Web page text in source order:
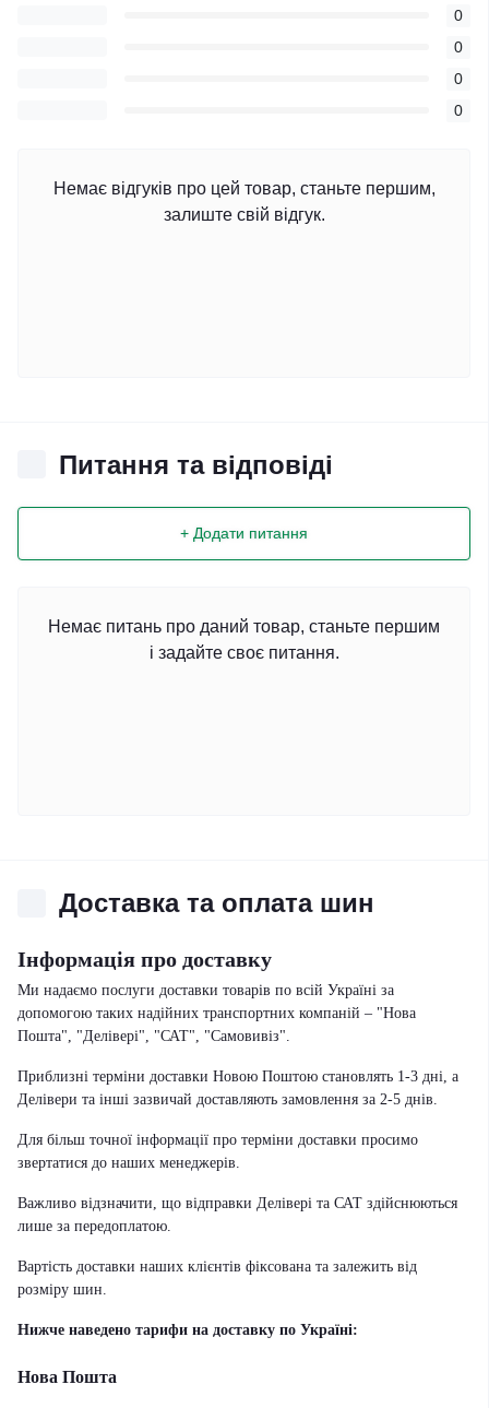
0
0
0
0
Немає відгуків про цей товар, станьте першим,
залиште свій відгук.
Питання та відповіді
+ Додати питання
Немає питань про даний товар, станьте першим
і задайте своє питання.
Доставка та оплата шин
Інформація про доставку
Ми надаємо послуги доставки товарів по всій Україні за
допомогою таких надійних транспортних компаній – "Нова
Пошта", "Делівері", "САТ", "Самовивіз".
Приблизні терміни доставки Новою Поштою становлять 1-3 дні, а
Делівери та інші зазвичай доставляють замовлення за 2-5 днів.
Для більш точної інформації про терміни доставки просимо
звертатися до наших менеджерів.
Важливо відзначити, що відправки Делівері та САТ здійснюються
лише за передоплатою.
Вартість доставки наших клієнтів фіксована та залежить від
розміру шин.
Нижче наведено тарифи на доставку по Україні:
Нова Пошта